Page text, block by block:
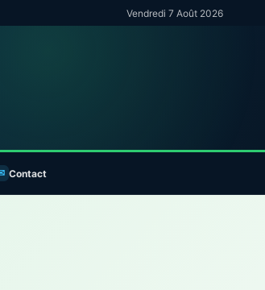
Vendredi 7 Août 2026
Contact